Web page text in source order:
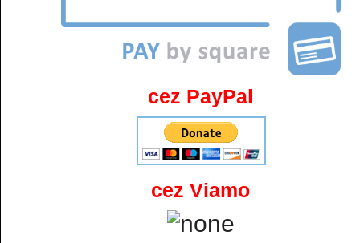
cez PayPal
cez Viamo